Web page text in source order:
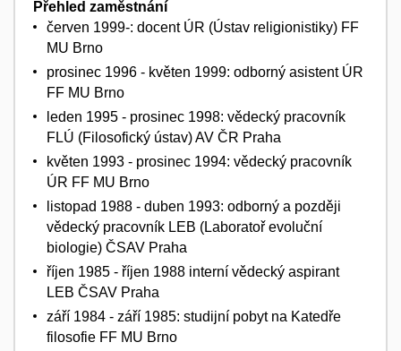
Přehled zaměstnání
červen 1999-: docent ÚR (Ústav religionistiky) FF
MU Brno
prosinec 1996 - květen 1999: odborný asistent ÚR
FF MU Brno
leden 1995 - prosinec 1998: vědecký pracovník
FLÚ (Filosofický ústav) AV ČR Praha
květen 1993 - prosinec 1994: vědecký pracovník
ÚR FF MU Brno
listopad 1988 - duben 1993: odborný a později
vědecký pracovník LEB (Laboratoř evoluční
biologie) ČSAV Praha
říjen 1985 - říjen 1988 interní vědecký aspirant
LEB ČSAV Praha
září 1984 - září 1985: studijní pobyt na Katedře
filosofie FF MU Brno